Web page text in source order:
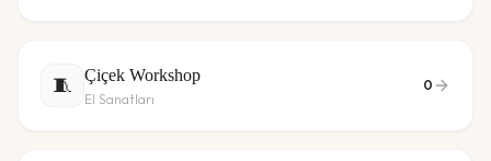
🧵 Çiçek Workshop
El Sanatları
0